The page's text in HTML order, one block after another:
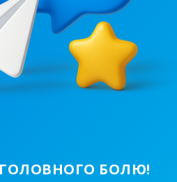
14.9
29.3K/
Новини/ЗМІ,
Ціна реклами
800 ₴
БОЛЮ!